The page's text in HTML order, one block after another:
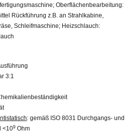
Oberflächenbearbeitung:
Rückführung z.B. an Strahlkabine,
Schleifmaschine; Heizschlauch:
3:1
: gemäß ISO 8031 Durchgangs- und
<109 Ohm